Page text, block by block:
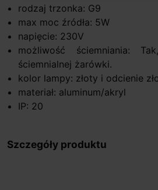
rodzaj trzonka: G9
max moc źródła: 5W
napięcie: 230V
możliwość ściemniania:
ściemnialnej żarówki.
kolor lampy: złoty i odcienie
materiał: aluminum/akryl
IP: 20
Szczegóły produktu